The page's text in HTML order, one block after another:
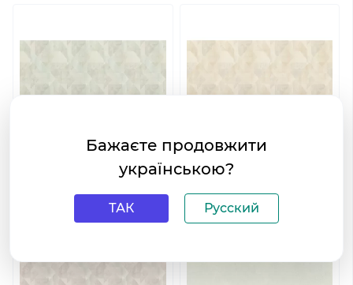
Обои Rasch Raymond 957211 Обои Rasch Raymond 957228
Бажаєте продовжити
українською?
ТАК Русский